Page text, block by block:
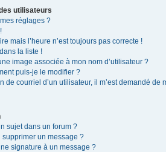
utilisateurs
réglages ?
mais l’heure n’est toujours pas correcte !
la liste !
image associée à mon nom d’utilisateur ?
puis-je le modifier ?
de courriel d’un utilisateur, il m’est demandé de
sujet dans un forum ?
un message ?
signature à un message ?